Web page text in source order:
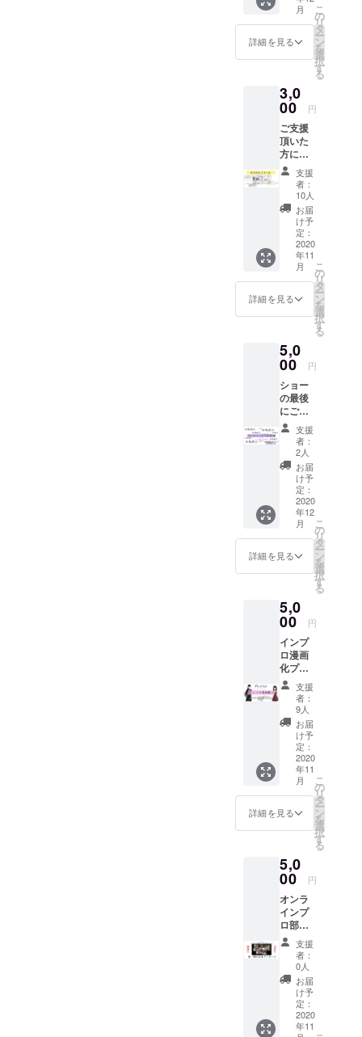
して、
このリ
ターン
を追加
しま
ちらに
ご支援
いただ
いた方
には、
感謝の
気持ち
を込め
たメッ
セージ
カード
（画像
デー
タ）を
お送り
しま
す。 オ
期への
応援の
気持ち
をお届
けくだ
さい。
月
詳細を見る
こ
の
リ
タ
ー
ン
を
選
択
す
る
3,0
00 円
ご支援
頂いた
方に、
クラ
ファン
メン
バーか
らのテ
キスト
メッ
セージ
をお届
けいた
しま
す。 週
1回たっ
間の稽
古、オ
ンライ
ンとい
う特異
なツー
ル、直
接顔を
合わせ
たこと
の無い
仲間た
ち。
……第1
期を経
験した
私たち
りと言
えます
が、オ
ンライ
ンプロ
部は"普
通"の演
劇体験
ではあ
りませ
ん。 し
かし"普
通"でな
かった
にも関
わら
ず、私
で驚く
ほどイ
の技術
を磨
き、仲
間を楽
しませ
ようと
するマ
インド
を手に
入れま
した。
支援
者：
10人
お届
け予
定：
2020
年11
月
詳細を見る
こ
の
リ
タ
ー
ン
を
選
択
す
る
5,0
00 円
ショー
の最後
にご支
援いた
だいた
方のお
名前を
掲載い
たしま
す。 遡
ること
2ヶ月、
第1期オ
ンライ
ンプロ
部はそ
の締め
くくり
とし
て、
Zoomに
よるイ
ンプロ
ショー
を行い
まし
た。沢
山の方
にご覧
頂き、
沢山の
方に
ショー
た。 第
2期イン
プロ
ショー
の活動
のラス
トに
も、オ
ンライ
ンのイ
ンプロ
ショー
が予定
されて
支援
者：
2人
お届
け予
定：
2020
年12
月
詳細を見る
こ
の
リ
タ
ー
ン
を
選
択
す
る
5,0
00 円
インプ
ロ漫画
化プロ
ジェク
トで制
作した
全４作
を冊子
にして
自宅に
お届け
いたし
ます。
5月より
Twitter
にて公
いまし
た、イ
ンプロ
漫画
「プレ
イフ
ル」全
４作を
一冊の
本にま
とめま
した。
オンラ
インプ
支援
者：
9人
お届
け予
定：
2020
年11
月
詳細を見る
こ
の
リ
タ
ー
ン
を
選
択
す
る
5,0
00 円
オンラ
インプ
ロ部第1
期によ
るお礼
メッ
セージ
動画を
お届け
いたし
ます。
支援
者：
0人
お届
け予
定：
2020
年11